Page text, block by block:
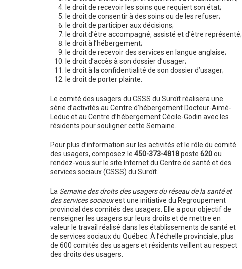
le droit de recevoir les soins que requiert son état;
le droit de consentir à des soins ou de les refuser;
le droit de participer aux décisions;
le droit d’être accompagné, assisté et d’être représenté;
le droit à l’hébergement;
le droit de recevoir des services en langue anglaise;
le droit d’accès à son dossier d’usager;
le droit à la confidentialité de son dossier d’usager;
le droit de porter plainte.
Le comité des usagers du CSSS du Suroît réalisera une
série d’activités au Centre d’hébergement Docteur-Aimé-
Leduc et au Centre d’hébergement Cécile-Godin avec les
résidents pour souligner cette Semaine.
Pour plus d’information sur les activités et le rôle du comité
des usagers, composez le 450-373-4818poste 620ou
rendez-vous sur le site Internet du Centre de santé et des
services sociaux (CSSS) du Suroît.
La Semaine des droits des usagers du réseau de la santé et
des services sociauxest une initiative du Regroupement
provincial des comités des usagers. Elle a pour objectif de
renseigner les usagers sur leurs droits et de mettre en
valeur le travail réalisé dans les établissements de santé et
de services sociaux du Québec. À l’échelle provinciale, plus
de 600 comités des usagers et résidents veillent au respect
des droits des usagers.